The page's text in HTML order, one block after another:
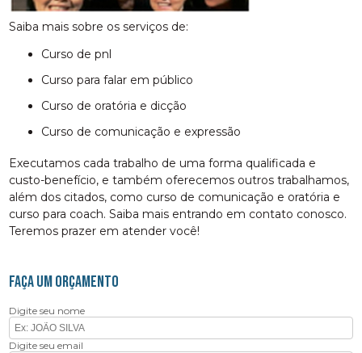
Saiba mais sobre os serviços de:
curso de pnl
curso para falar em público
curso de oratória e dicção
curso de comunicação e expressão
Executamos cada trabalho de uma forma qualificada e
custo-benefício, e também oferecemos outros trabalhamos,
além dos citados, como curso de comunicação e oratória e
curso para coach. Saiba mais entrando em contato conosco.
Teremos prazer em atender você!
FAÇA UM ORÇAMENTO
Digite seu nome
Digite seu email